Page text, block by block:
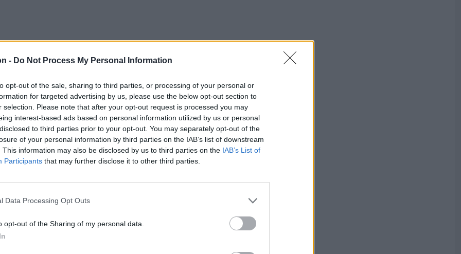
- Do Not Process My Personal Information
opt-out of the sale, sharing to third parties, or processing of your personal or
for targeted advertising by us, please use the below opt-out section to
selection. Please note that after your opt-out request is processed you may
interest-based ads based on personal information utilized by us or personal
to third parties prior to your opt-out. You may separately opt-out of the
of your personal information by third parties on the IAB’s list of downstream
This information may also be disclosed by us to third parties on the IAB’s List of
Participants that may further disclose it to other third parties.
Data Processing Opt Outs
opt-out of the Sharing of my personal data.